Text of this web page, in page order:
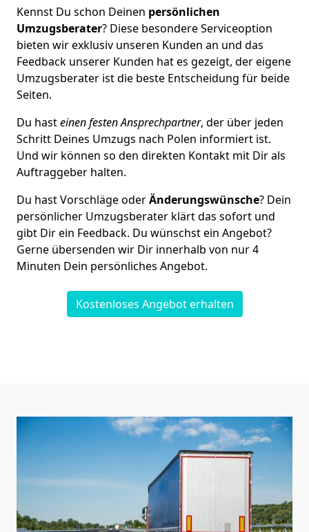
Kennst Du schon Deinen persönlichen
Umzugsberater? Diese besondere Serviceoption
bieten wir exklusiv unseren Kunden an und das
Feedback unserer Kunden hat es gezeigt, der eigene
Umzugsberater ist die beste Entscheidung für beide
Seiten.
Du hasteinen festen Ansprechpartner, der über jeden
Schritt Deines Umzugs nach Polen informiert ist.
Und wir können so den direkten Kontakt mit Dir als
Auftraggeber halten.
Du hast Vorschläge oderÄnderungswünsche? Dein
persönlicher Umzugsberater klärt das sofort und
gibt Dir ein Feedback. Du wünschst ein Angebot?
Gerne übersenden wir Dir innerhalb von nur4
Minuten Dein persönliches Angebot.
Kostenloses Angebot erhalten